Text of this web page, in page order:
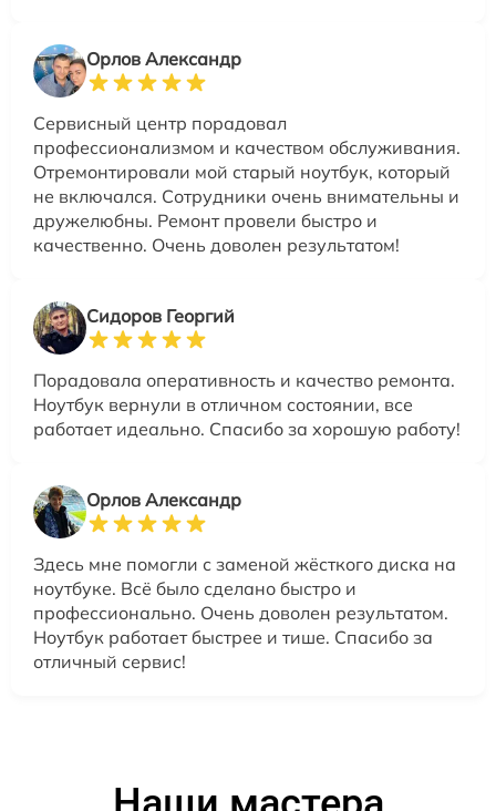
Орлов Александр
Сервисный центр порадовал
профессионализмом и качеством обслуживания.
Отремонтировали мой старый ноутбук, который
не включался. Сотрудники очень внимательны и
дружелюбны. Ремонт провели быстро и
качественно. Очень доволен результатом!
Сидоров Георгий
Порадовала оперативность и качество ремонта.
Ноутбук вернули в отличном состоянии, все
работает идеально. Спасибо за хорошую работу!
Орлов Александр
Здесь мне помогли с заменой жёсткого диска на
ноутбуке. Всё было сделано быстро и
профессионально. Очень доволен результатом.
Ноутбук работает быстрее и тише. Спасибо за
отличный сервис!